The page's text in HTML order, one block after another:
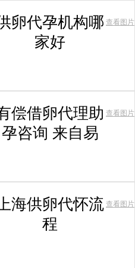
卵代孕机构哪
家好
查看图片
偿借卵代理助
孕咨询 来自易
查看图片
上海供卵代怀流
程
查看图片